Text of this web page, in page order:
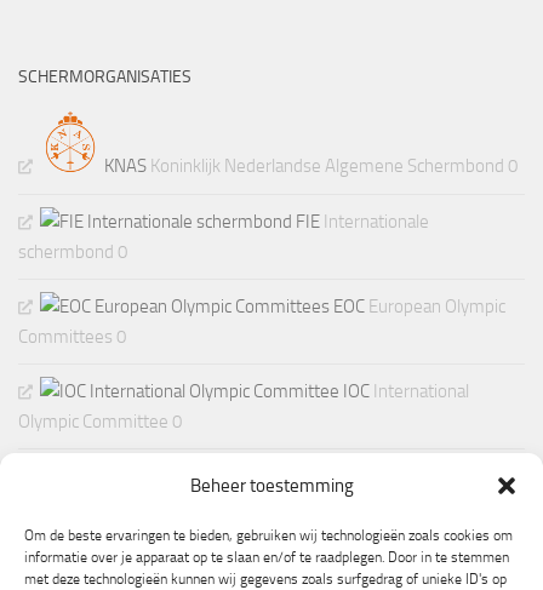
Beheer toestemming
Om de beste ervaringen te bieden, gebruiken wij technologieën zoals cookies om
informatie over je apparaat op te slaan en/of te raadplegen. Door in te stemmen
met deze technologieën kunnen wij gegevens zoals surfgedrag of unieke ID's op
SCHERMORGANISATIES
KNAS Koninklijk Nederlandse Algemene Schermbond 0
FIE Internationale
schermbond 0
EOC European Olympic
Committees 0
IOC International
Olympic Committee 0